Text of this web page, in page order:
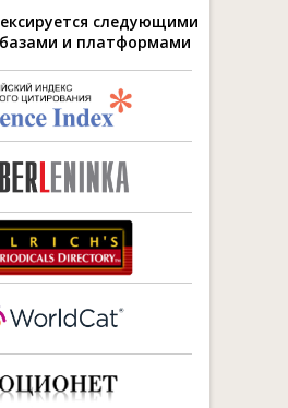
следующими
и платформами